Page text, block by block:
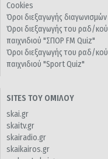
Cookies
Όροι διεξαγωγής διαγωνισμών
Όροι διεξαγωγής του ραδ/κού
παιχνιδιού "ΣΠΟΡ FM Quiz"
Όροι διεξαγωγής του ραδ/κού
παιχνιδιού "Sport Quiz"
SITES ΤΟΥ ΟΜΙΛΟΥ
skai.gr
skaitv.gr
skairadio.gr
skaikairos.gr